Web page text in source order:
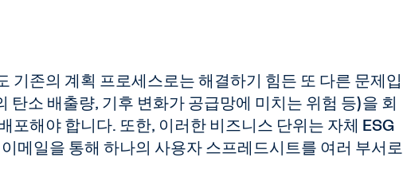
기존의 계획 프로세스로는 해결하기 힘든 또 다른 문제입
탄소 배출량, 기후 변화가 공급망에 미치는 위험 등)을 회
포해야 합니다. 또한, 이러한 비즈니스 단위는 자체 ESG
메일을 통해 하나의 사용자 스프레드시트를 여러 부서로